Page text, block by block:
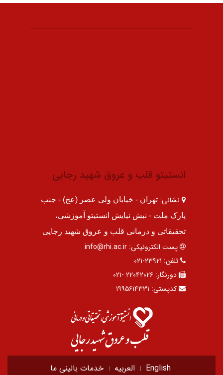
انستیتو قلب و عروق شهید رجایی
نشانی: تهران - خیابان ولی عصر (عج) - جنب
پارک ملت - نبش نیایش انستیتو آموزشی،
تحقیقاتی و درمانی قلب و عروق شهید رجایی
پست الکترونیکی: info@rhi.ac.ir
تلفن: ۲۳۹۲۱-۰۲۱
دورنگار: ۲۲۰۴۲۰۲۶ -۰۲۱
کدپستی: ۱۹۹۵۶۱۴۳۳۱
English العربیه خدمات بالینی ما